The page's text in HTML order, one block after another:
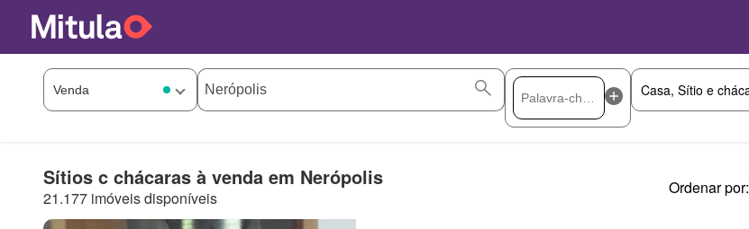
Sítios c chácaras à venda em Nerópolis
21.177 imóveis disponíveis
Ordenar por: